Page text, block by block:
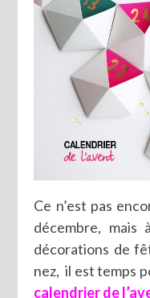
Ce n’est pas
décembre, mais
décorations de
nez, il est temps
calendrier de